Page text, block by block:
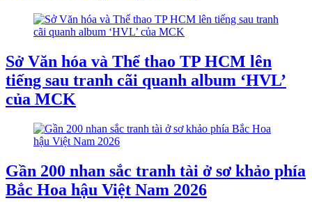
Sở Văn hóa và Thể thao TP HCM lên
tiếng sau tranh cãi quanh album ‘HVL’
của MCK
Gần 200 nhan sắc tranh tài ở sơ khảo phía
Bắc Hoa hậu Việt Nam 2026